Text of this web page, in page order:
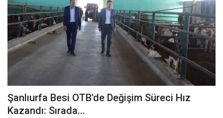
Şanlıurfa Besi OTB'de Değişim Süreci Hız
Kazandı: Sırada...